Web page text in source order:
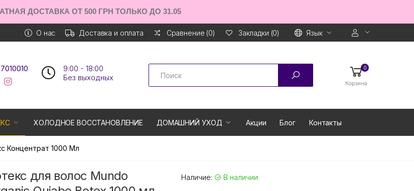
ДОСТАВКА ОТ 500 ГРН ТОЛЬКО ДО 31.05
О нас Доставка и оплата Сравнение (0) Закладки (0) Язык
9:00 - 18:00
Без выходных
Search 0
Корзина
ХОЛОДНОЕ ВОССТАНОВЛЕНИЕ ДОМАШНИЙ УХОД Акции Блог Контакты
Концентрат 1000 Мл
для волос Mundo
Наличие: В наличии